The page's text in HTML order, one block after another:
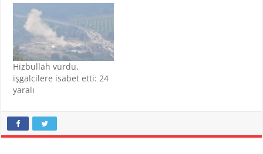
Hizbullah vurdu,
işgalcilere isabet etti: 24
yaralı